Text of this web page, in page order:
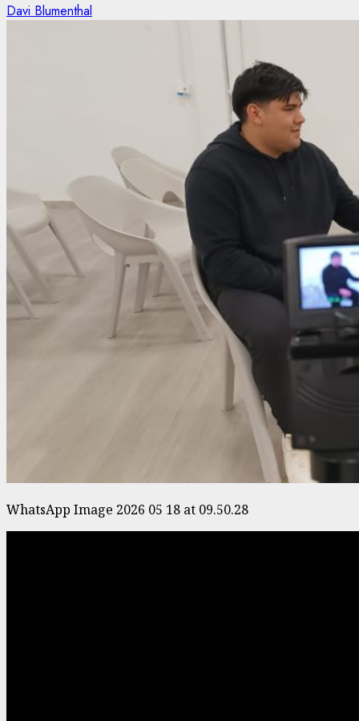
Davi Blumenthal
WhatsApp Image 2026 05 18 at 09.50.28